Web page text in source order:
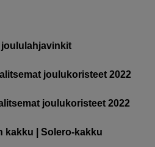
joululahjavinkit
joulukoristeet 2022
joulukoristeet 2022
kakku | Solero-kakku